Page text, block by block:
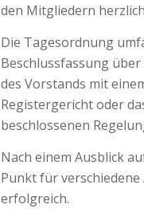
den Mitgliedern
Die Tagesordnung
Beschlussfassung
des Vorstands mit
Registergericht oder
beschlossenen
Nach einem Ausblick
Punkt für
erfolgreich.